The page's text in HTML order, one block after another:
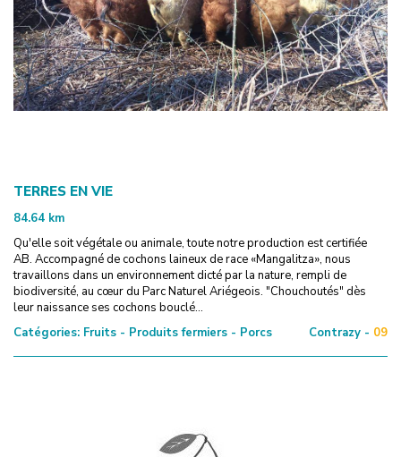
TERRES EN VIE
84.64 km
Qu'elle soit végétale ou animale, toute notre production est certifiée
AB. Accompagné de cochons laineux de race «Mangalitza», nous
travaillons dans un environnement dicté par la nature, rempli de
biodiversité, au cœur du Parc Naturel Ariégeois. "Chouchoutés" dès
leur naissance ses cochons bouclé...
Catégories: Fruits - Produits fermiers - Porcs Contrazy - 09